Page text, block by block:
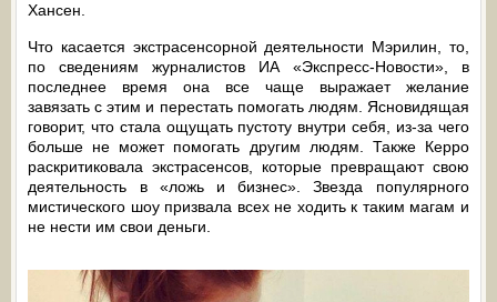
Хансен.
Что касается экстрасенсорной деятельности Мэрилин, то,
по сведениям журналистов ИА «Экспресс-Новости», в
последнее время она все чаще выражает желание
завязать с этим и перестать помогать людям. Ясновидящая
говорит, что стала ощущать пустоту внутри себя, из-за чего
больше не может помогать другим людям. Также Керро
раскритиковала экстрасенсов, которые превращают свою
деятельность в «ложь и бизнес». Звезда популярного
мистического шоу призвала всех не ходить к таким магам и
не нести им свои деньги.